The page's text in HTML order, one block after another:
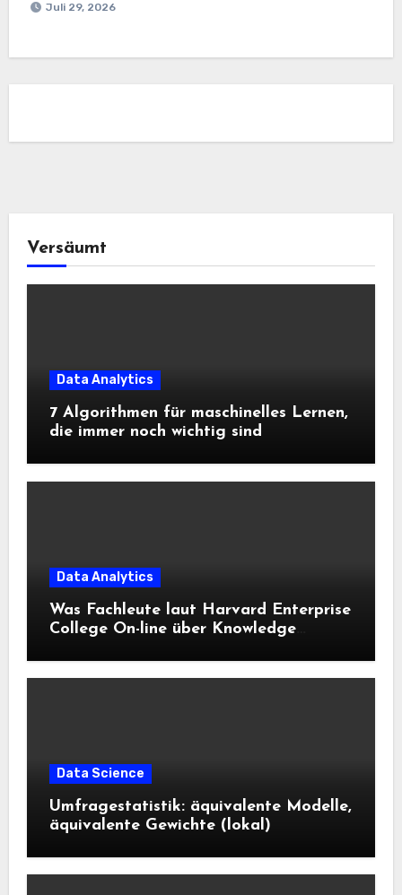
Juli 29, 2026
Versäumt
Data Analytics
7 Algorithmen für maschinelles Lernen,
die immer noch wichtig sind
Data Analytics
Was Fachleute laut Harvard Enterprise
College On-line über Knowledge
Data Science
Umfragestatistik: äquivalente Modelle,
äquivalente Gewichte (lokal)